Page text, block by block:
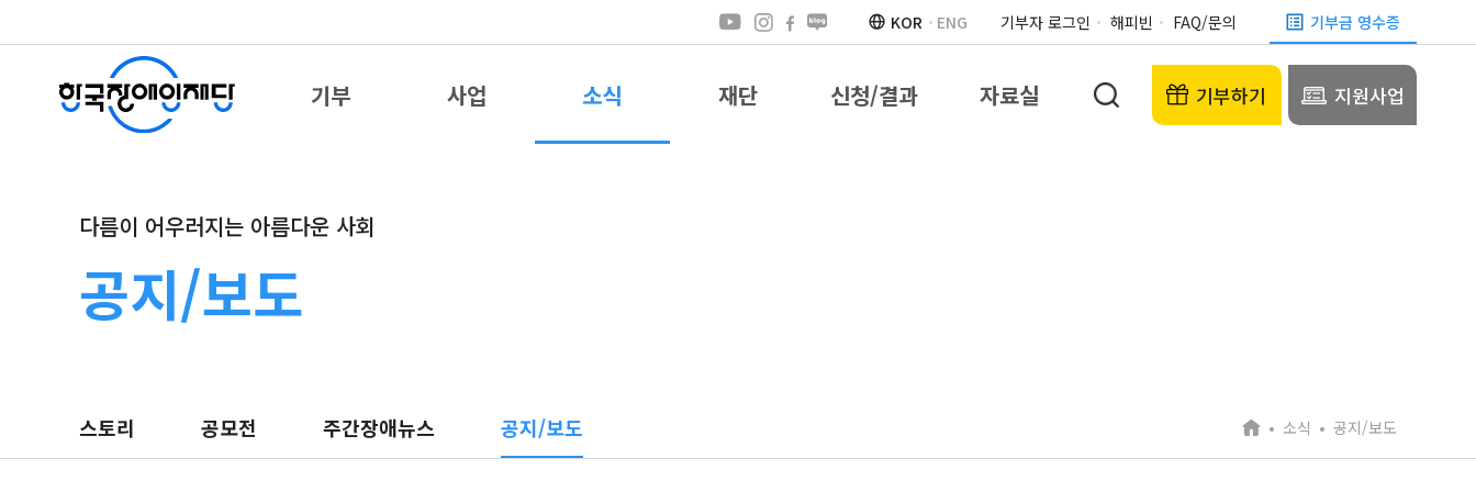
KOR ENG 기부자 로그인 해피빈 FAQ/문의 기부금 영수증
기부 사업 소식 재단 신청/결과 자료실 기부하기 지원사업
다름이 어우러지는 아름다운 사회
공지/보도
스토리 공모전 주간장애뉴스 공지/보도 소식 공지/보도